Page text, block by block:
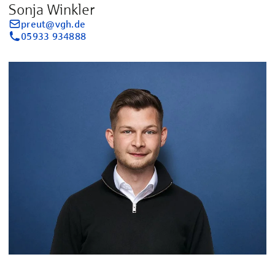
Sonja Winkler
preut@vgh.de
05933 934888